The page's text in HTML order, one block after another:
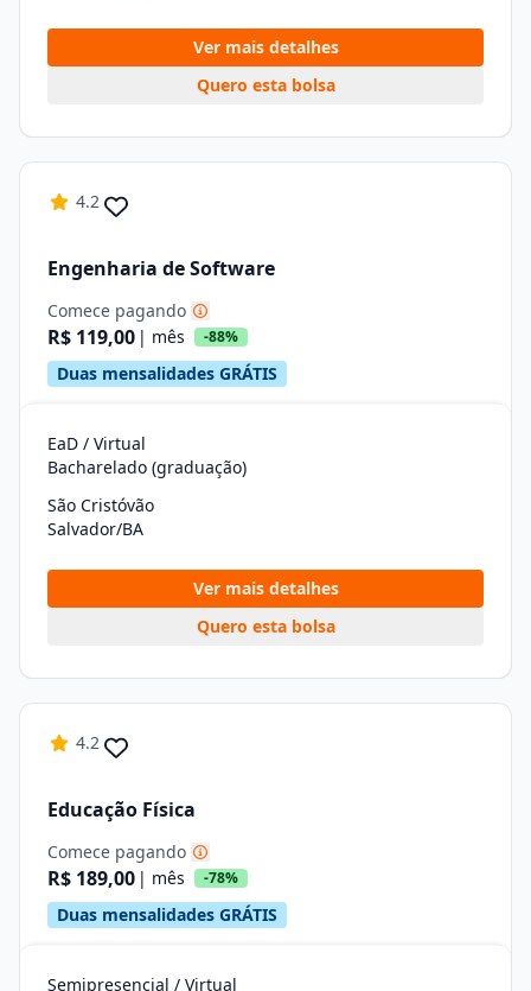
Ver mais detalhes
Quero esta bolsa
4.2
Engenharia de Software
Comece pagando
R$ 119,00 | mês -88%
Duas mensalidades GRÁTIS
EaD / Virtual
Bacharelado (graduação)
São Cristóvão
Salvador/BA
Ver mais detalhes
Quero esta bolsa
4.2
Educação Física
Comece pagando
R$ 189,00 | mês -78%
Duas mensalidades GRÁTIS
Semipresencial / Virtual